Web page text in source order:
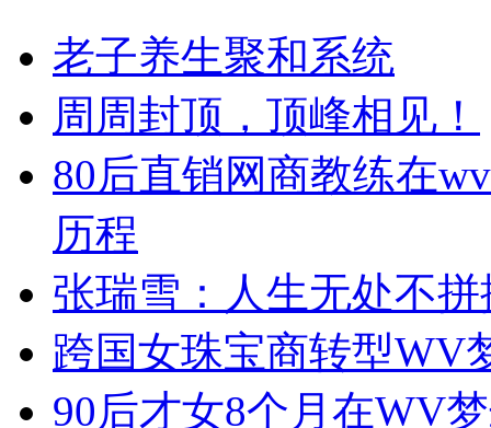
老子养生聚和系统
周周封顶，顶峰相见！
80后直销网商教练在
历程
张瑞雪：人生无处不拼
跨国女珠宝商转型WV
90后才女8个月在WV